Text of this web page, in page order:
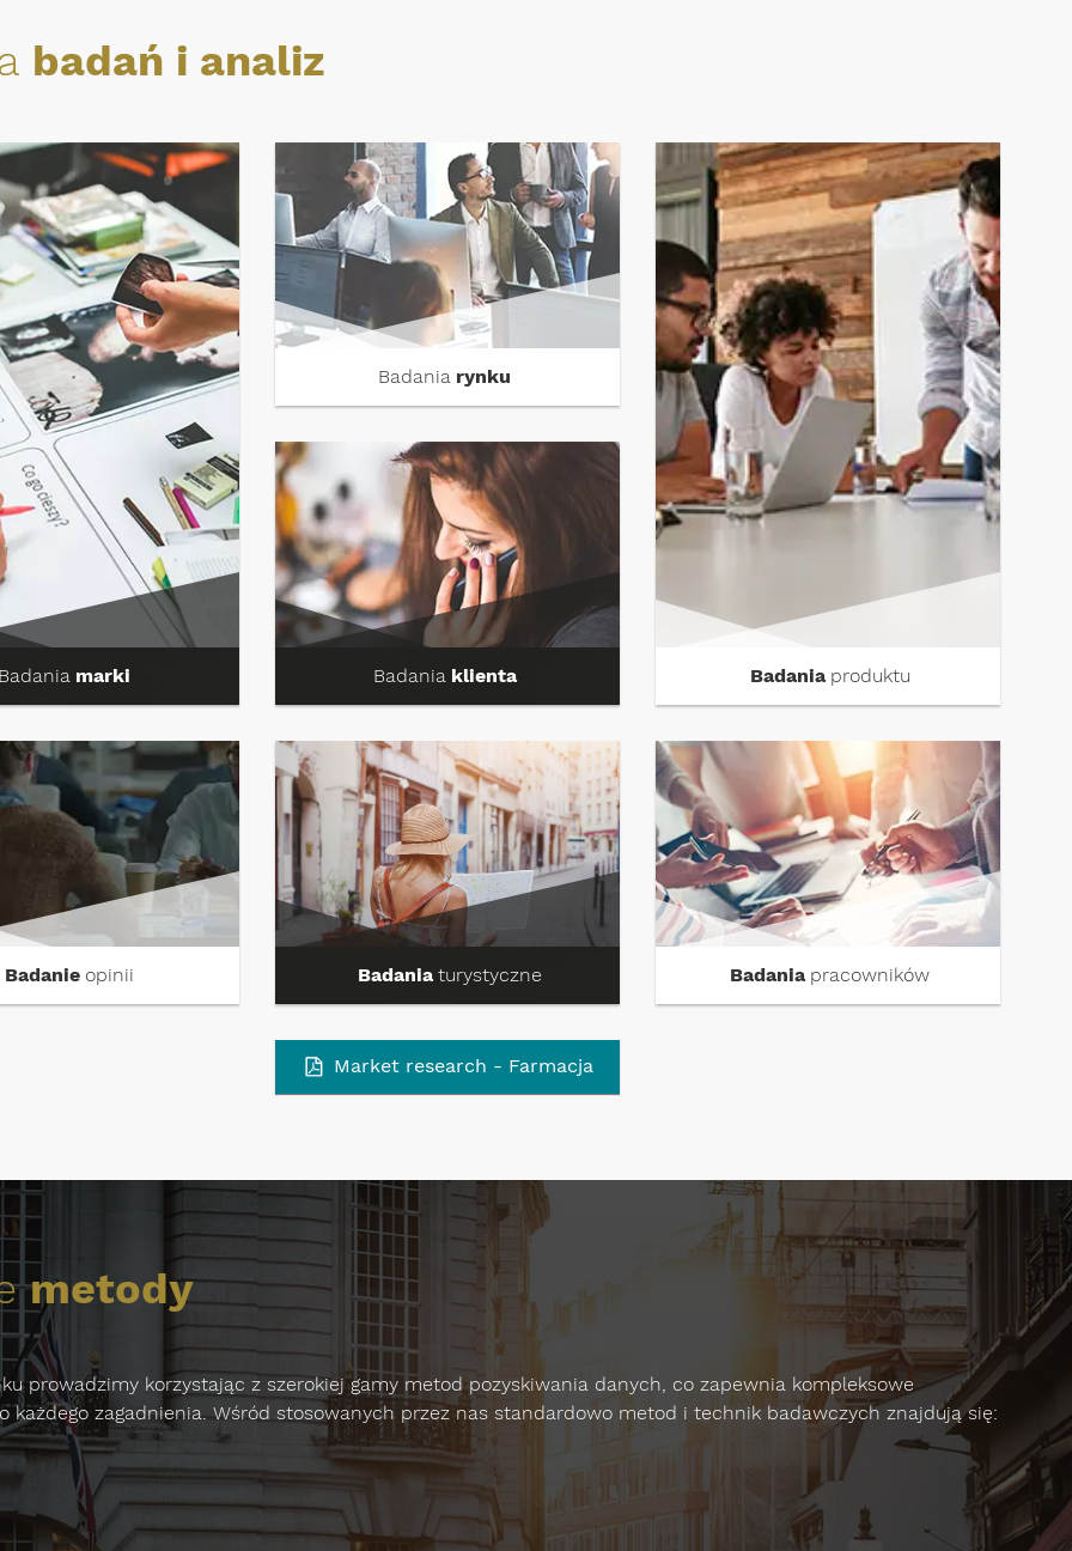
badań i analiz
marki
Badania rynku
Badania klienta Badania produktu
Badanie opinii Badania turystyczne Badania pracowników
Market research - Farmacja
metody
prowadzimy korzystając z szerokiej gamy metod pozyskiwania danych, co zapewnia kompleksowe
każdego zagadnienia. Wśród stosowanych przez nas standardowo metod i technik badawczych znajdują się: